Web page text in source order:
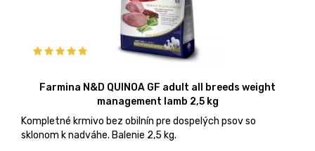
Farmina N&D QUINOA GF adult all breeds weight
management lamb 2,5 kg
Kompletné krmivo bez obilnín pre dospelých psov so
sklonom k nadváhe. Balenie 2,5 kg.